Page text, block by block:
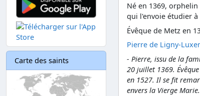
Carte des saints
Né en 1369,
qui l'envoie étudier à
Évêque de Metz en
Pierre de Ligny-
- Pierre, issu de la
20 juillet 1369.
en 1527. Il se fit
envers la Vierge